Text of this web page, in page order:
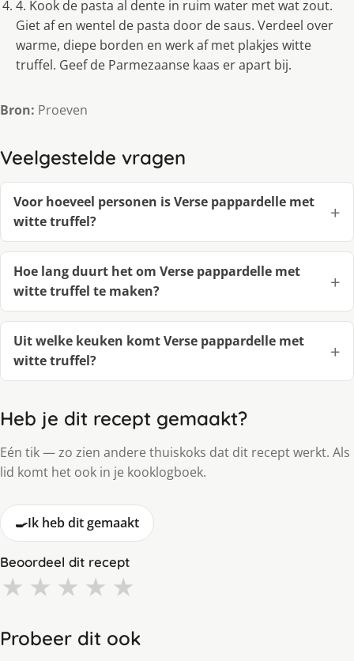
4. Kook de pasta al dente in ruim water met wat zout.
Giet af en wentel de pasta door de saus. Verdeel over
warme, diepe borden en werk af met plakjes witte
truffel. Geef de Parmezaanse kaas er apart bij.
Bron: Proeven
Veelgestelde vragen
Voor hoeveel personen is Verse pappardelle met
witte truffel?
Hoe lang duurt het om Verse pappardelle met
witte truffel te maken?
Uit welke keuken komt Verse pappardelle met
witte truffel?
Heb je dit recept gemaakt?
Eén tik — zo zien andere thuiskoks dat dit recept werkt. Als
lid komt het ook in je kooklogboek.
🍳Ik heb dit gemaakt
Beoordeel dit recept
★ ★ ★ ★ ★
Probeer dit ook